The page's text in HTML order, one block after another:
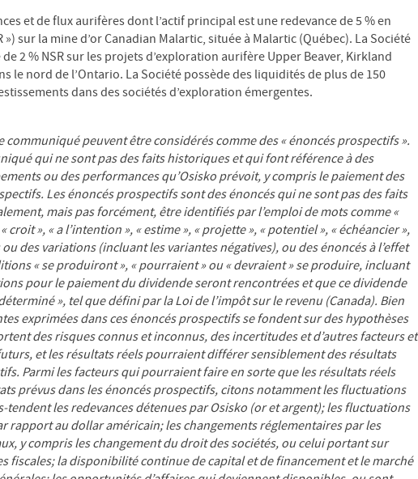
et de flux aurifères dont l’actif principal est une redevance de 5 % en
sur la mine d’or Canadian Malartic, située à Malartic (Québec). La Société
2 % NSR sur les projets d’exploration aurifère Upper Beaver, Kirkland
le nord de l’Ontario. La Société possède des liquidités de plus de 150
dans des sociétés d’exploration émergentes.
communiqué peuvent être considérés comme des « énoncés prospectifs ».
qui ne sont pas des faits historiques et qui font référence à des
ou des performances qu’Osisko prévoit, y compris le paiement des
Les énoncés prospectifs sont des énoncés qui ne sont pas des faits
mais pas forcément, être identifiés par l’emploi de mots comme «
croit », « a l’intention », « estime », « projette », « potentiel », « échéancier »,
des variations (incluant les variantes négatives), ou des énoncés à l’effet
« se produiront », « pourraient » ou « devraient » se produire, incluant
pour le paiement du dividende seront rencontrées et que ce dividende
», tel que défini par la Loi de l’impôt sur le revenu (Canada). Bien
exprimées dans ces énoncés prospectifs se fondent sur des hypothèses
des risques connus et inconnus, des incertitudes et d’autres facteurs et
et les résultats réels pourraient différer sensiblement des résultats
Parmi les facteurs qui pourraient faire en sorte que les résultats réels
prévus dans les énoncés prospectifs, citons notamment les fluctuations
tendent les redevances détenues par Osisko (or et argent); les fluctuations
rapport au dollar américain; les changements réglementaires par les
y compris les changement du droit des sociétés, ou celui portant sur
fiscales; la disponibilité continue de capital et de financement et le marché